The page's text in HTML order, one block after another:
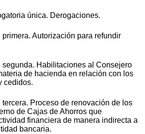
única. Derogaciones.
Autorización para refundir
segunda. Habilitaciones al Consejero
de hacienda en relación con los
cedidos.
Proceso de renovación de los
de Cajas de Ahorros que
financiera de manera indirecta a
bancaria.